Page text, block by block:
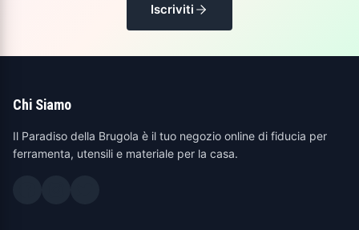
Iscriviti
Chi Siamo
Il Paradiso della Brugola è il tuo negozio online di fiducia per
ferramenta, utensili e materiale per la casa.